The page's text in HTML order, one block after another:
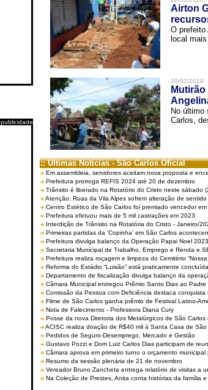
publicidade
Airton
O prefeito
local
20/02/2018
No último
Carlos,
:: Últimas Notícias - São Carlos Oficial
Em assembleia, servidores aceitam nova proposta e
Prefeitura prorroga REFIS 2024 até 20 de dezembro
Trânsito é liberado na Rotatório do Cristo neste sábado
Atenção: Ruas da Vila Alpes sofrem alteração de
Centro Estético de São Carlos foi premiado vencedor
Prefeitura efetuou mais de 5 mil castrações em 2023
Interdição de Trânsito na Rotatória do Cristo - Janeiro/
Primeiras partidas da ‘Copinha’ em São Carlos
Prefeitura divulga balanço da Operação Papai Noel 2023
Secretaria Municipal de Trabalho, Emprego e Renda e
Prefeitura realiza roçagem e limpeza do Cemitério
Reforma do Estádio “Luisão” está praticamente concluída
Departamento de fiscalização divulga balanço da
Câmara Municipal entregou Prêmio Santo Dias ao Padre
Comissão da Pessoa com Deficiência destaca
Filme de São Carlos ganha prêmio de Festival Latino-
Nota de Falecimento - Professora Diana Cury
Posse da nova Diretoria dos Metalúrgicos de São
ACISC realiza doação de R$40 mil à Santa Casa de
Pedidos de Seguro-Desemprego, Mercado e Gestão
Gustavo Pozzi e Dom Luiz Carlos Dias participam de
Câmara aprova em primeiro turno o orçamento municipal
Resumo da sessão plenária de 21 de novembro
Vereador Bruno Zancheta entrega relatório de visitas a
Na Coleção de Prestes, Anita conta histórias da família e